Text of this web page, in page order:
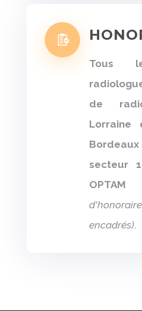
Tous
de
Lorraine
secteur
encadrés).